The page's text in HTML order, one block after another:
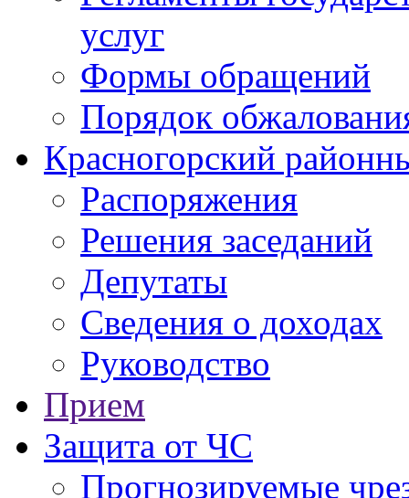
услуг
Формы обращений
Порядок
Красногорский
Распоряжения
Решения заседаний
Депутаты
Сведения о доходах
Руководство
Прием
Защита от ЧС
Прогнозируемые